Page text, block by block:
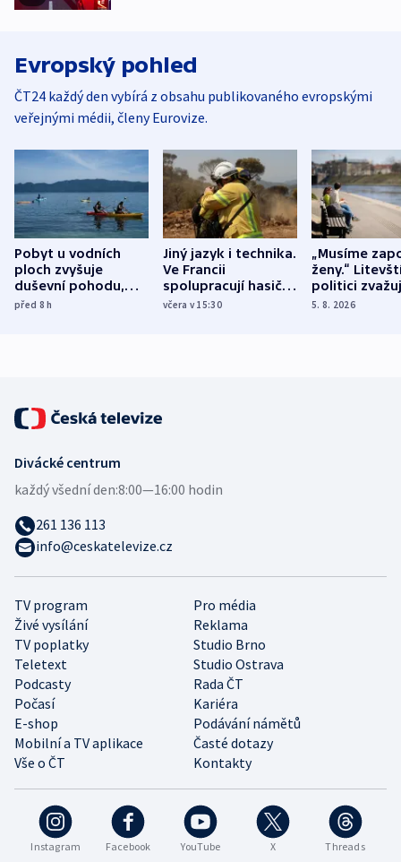
Evropský pohled
ČT24 každý den vybírá z obsahu publikovaného evropskými
veřejnými médii, členy Eurovize.
Pobyt u vodních
ploch zvyšuje
duševní pohodu,
ukázala
před 8h
Jiný jazyk i technika.
Ve Francii
spolupracují hasiči z
různých zemí
včera v 15:30
„Musíme
ženy.“
politici
dohodu o
5. 8. 2026
Instagram Facebook YouTube X Threads
TV program
Pro média
Živé vysílání
Reklama
TV poplatky
Studio Brno
Teletext
Studio Ostrava
Podcasty
Rada ČT
Počasí
Kariéra
E-shop
Podávání námětů
Mobilní a TV aplikace
Časté dotazy
Vše o ČT
Kontakty
Divácké centrum
každý všední den:8:00—16:00 hodin
261 136 113
info@ceskatelevize.cz